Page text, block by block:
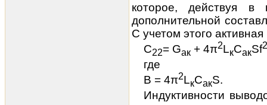
которое, действуя в
дополнительной
С учетом этого
C22= Gак + 4π2LкСакSf2
где
В = 4π2LкСакS.
Индуктивности